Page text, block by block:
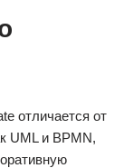
отличается от
UML и BPMN,